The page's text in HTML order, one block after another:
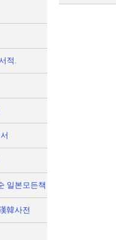
적.
일본모든책
韓사전